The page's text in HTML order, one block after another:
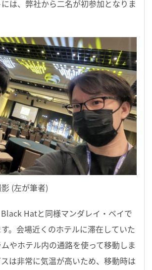
は、弊社から二名が初参加となりま
(左が筆者)
Hatと同様マンダレイ・ベイで
。会場近くのホテルに滞在していた
やホテル内の通路を使って移動しま
は非常に気温が高いため、移動時は